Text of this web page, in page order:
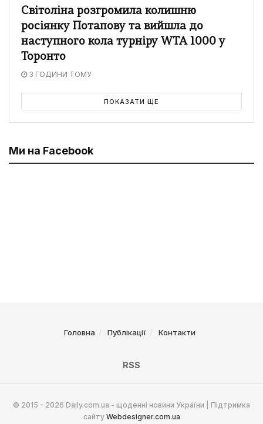
Світоліна розгромила колишню
росіянку Потапову та вийшла до
наступного кола турніру WTA 1000 у
Торонто
3 ГОДИНИ ТОМУ
ПОКАЗАТИ ЩЕ
Ми на Facebook
Головна Публікації Контакти
RSS
© 2015 - 2026 Daily.com.ua - щоденні новини України | Підтримка
сайту Webdesigner.com.ua